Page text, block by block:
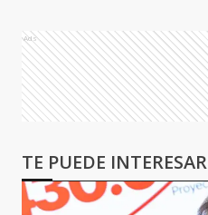
Ads
TE PUEDE INTERESAR